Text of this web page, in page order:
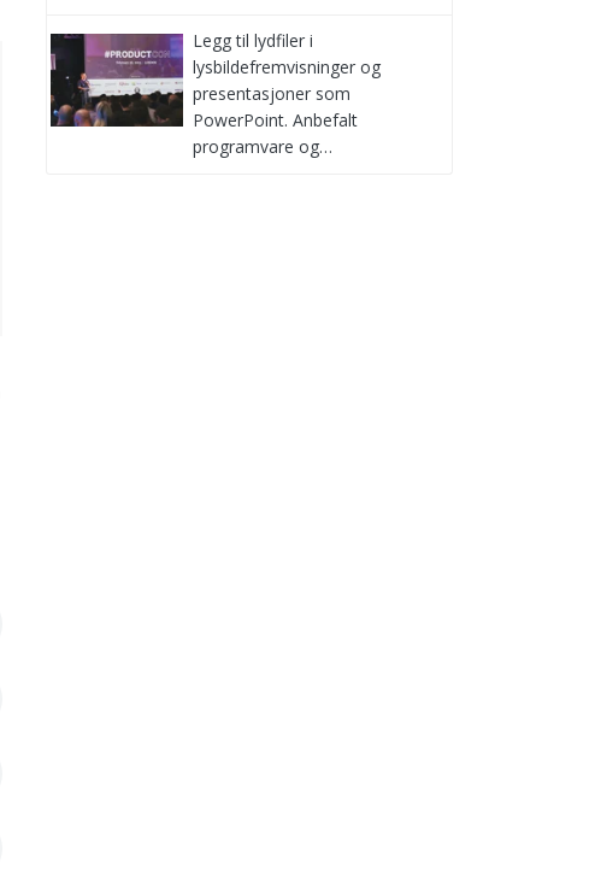
Legg til lydfiler i
lysbildefremvisninger og
presentasjoner som
PowerPoint. Anbefalt
programvare og…